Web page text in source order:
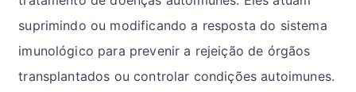
suprimindo ou modificando a resposta do sistema
imunológico para prevenir a rejeição de órgãos
transplantados ou controlar condições autoimunes.